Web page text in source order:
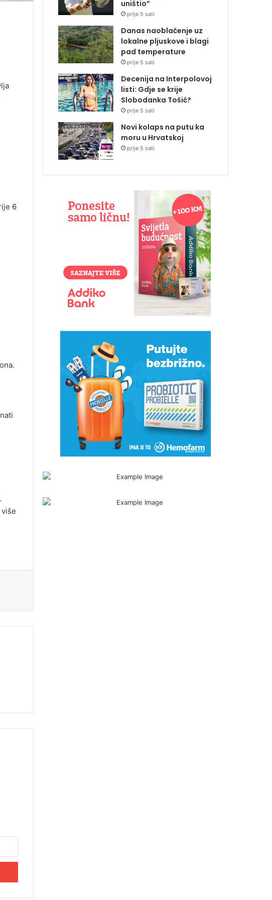
6
uništio”
prije 5 sati
Danas naoblačenje uz
lokalne pljuskove i blagi
pad temperature
prije 5 sati
Decenija na Interpolovoj
listi: Gdje se krije
Slobodanka Tošić?
prije 5 sati
Novi kolaps na putu ka
moru u Hrvatskoj
prije 5 sati